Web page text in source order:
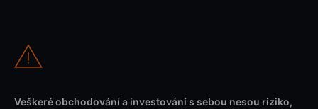
Veškeré obchodování a investování s sebou nesou riziko,